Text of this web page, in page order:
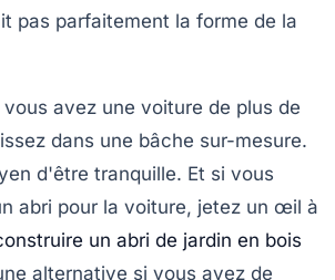
pas parfaitement la forme de la
avez une voiture de plus de
dans une bâche sur-mesure.
d'être tranquille. Et si vous
abri pour la voiture, jetez un œil à
un abri de jardin en bois
alternative si vous avez de